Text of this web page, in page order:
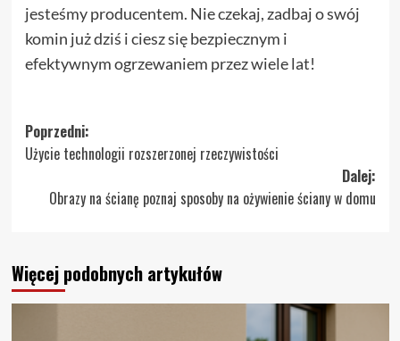
jesteśmy producentem. Nie czekaj, zadbaj o swój
komin już dziś i ciesz się bezpiecznym i
efektywnym ogrzewaniem przez wiele lat!
Zobacz
wpisy
Poprzedni:
Użycie technologii rozszerzonej rzeczywistości
Dalej:
Obrazy na ścianę poznaj sposoby na ożywienie ściany w domu
Więcej podobnych artykułów